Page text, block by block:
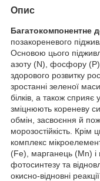
Опис
Багатокомпонентне
позакореневого
Основою цього
азоту (N), фосфору
здорового розвитку
зростанні зеленої
білків, а також
зміцнюють кореневу
обмін, засвоєння й
морозостійкість. Крім
комплекс
(Fe), марганець (Mn)
фотосинтезу та
окисно-відновні